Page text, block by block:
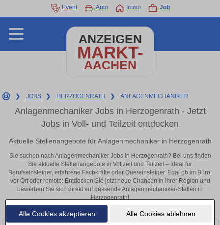
Alle Cookies akzeptieren Alle Cookies ablehnen
Event Auto Immo Job
ANZEIGEN
MARKT-
AACHEN
❯ JOBS ❯ HERZOGENRATH ❯ ANLAGENMECHANIKER
Anlagenmechaniker Jobs in Herzogenrath - Jetzt
Jobs in Voll- und Teilzeit entdecken
Aktuelle Stellenangebote für Anlagenmechaniker in Herzogenrath
Sie suchen nach Anlagenmechaniker Jobs in Herzogenrath? Bei uns finden
Sie aktuelle Stellenangebote in Vollzeit und Teilzeit – ideal für
Berufseinsteiger, erfahrene Fachkräfte oder Quereinsteiger. Egal ob im Büro,
vor Ort oder remote: Entdecken Sie jetzt neue Chancen in Ihrer Region und
bewerben Sie sich direkt auf passende Anlagenmechaniker-Stellen in
Herzogenrath!